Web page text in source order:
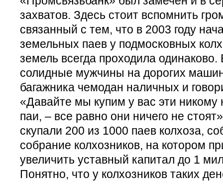
захватов. Здесь стоит вспомнить
связанный с тем, что в 2003 году
земельных паев у подмосковных
земель всегда проходила одинаково.
солидные мужчины на дорогих
багажника чемодан наличных и
«Давайте мы купим у вас эти
паи, – все равно они ничего не
скупали 200 из 1000 паев колхоза,
собрание колхозников, на котором
увеличить уставный капитал до 1
Понятно, что у колхозников таких